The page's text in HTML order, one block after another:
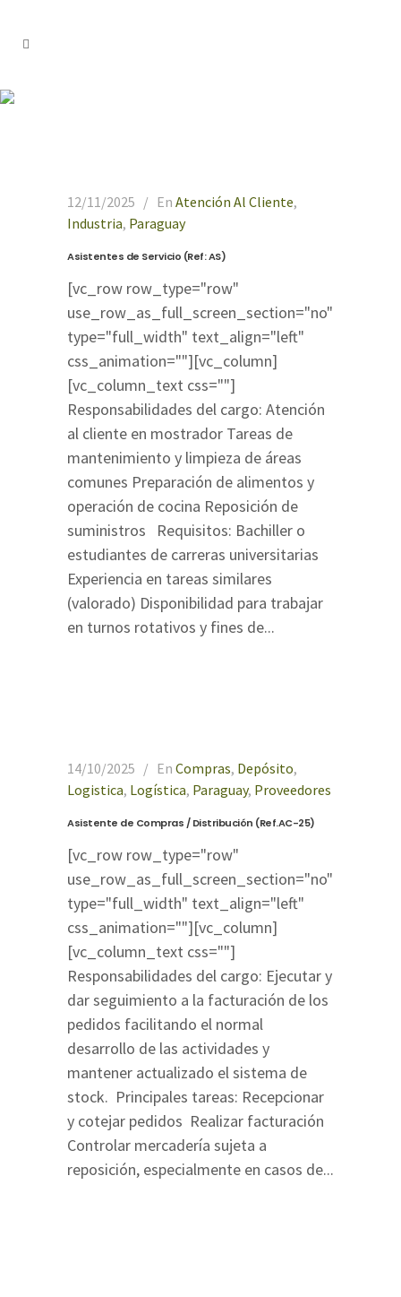
12/11/2025 En Atención Al Cliente,
Industria, Paraguay
Asistentes de Servicio (Ref: AS)
[vc_row row_type="row"
use_row_as_full_screen_section="no"
type="full_width" text_align="left"
css_animation=""][vc_column]
[vc_column_text css=""]
Responsabilidades del cargo: Atención
al cliente en mostrador Tareas de
mantenimiento y limpieza de áreas
comunes Preparación de alimentos y
operación de cocina Reposición de
suministros Requisitos: Bachiller o
estudiantes de carreras universitarias
Experiencia en tareas similares
(valorado) Disponibilidad para trabajar
en turnos rotativos y fines de...
14/10/2025 En Compras, Depósito,
Logistica, Logística, Paraguay, Proveedores
Asistente de Compras / Distribución (Ref.AC-25)
[vc_row row_type="row"
use_row_as_full_screen_section="no"
type="full_width" text_align="left"
css_animation=""][vc_column]
[vc_column_text css=""]
Responsabilidades del cargo: Ejecutar y
dar seguimiento a la facturación de los
pedidos facilitando el normal
desarrollo de las actividades y
mantener actualizado el sistema de
stock. Principales tareas: Recepcionar
y cotejar pedidos Realizar facturación
Controlar mercadería sujeta a
reposición, especialmente en casos de...